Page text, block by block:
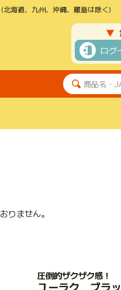
海道、九州、沖縄、離島は除く)
▼
ログ
りません。
圧倒的ザクザク感！
ユーラク ブラ